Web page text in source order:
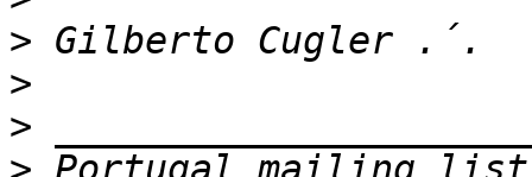
>
>
>